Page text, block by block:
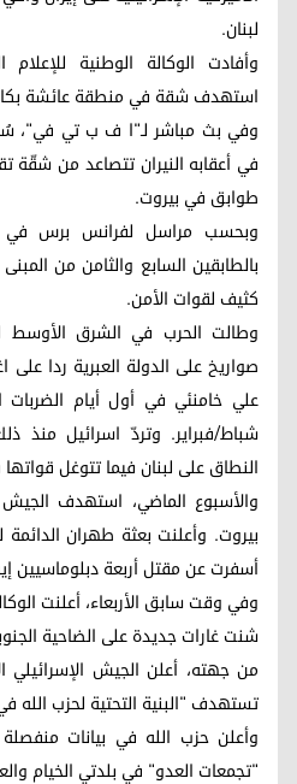
لبنان.
وأفادت الوكالة الوطنية للإعلام
استهدف شقة في منطقة عائشة
وفي بث مباشر لـ"ا ف ب تي
في أعقابه النيران تتصاعد من
طوابق في بيروت.
وبحسب مراسل لفرانس برس في
بالطابقين السابع والثامن من
كثيف لقوات الأمن.
وطالت الحرب في الشرق الأوسط
صواريخ على الدولة العبرية ردا على
شباط/فبراير. وتردّ اسرائيل منذ
النطاق على لبنان فيما تتوغل
والأسبوع الماضي، استهدف
بيروت. وأعلنت بعثة طهران
أسفرت عن مقتل أربعة دبلوماسيين
وفي وقت سابق الأربعاء، أعلنت
شنت غارات جديدة على الضاحية
من جهته، أعلن الجيش الإسرائيلي
تستهدف "البنية التحتية لحزب الله
وأعلن حزب الله في بيانات منفصلة
"تجمعات العدو" في بلدتي الخيام